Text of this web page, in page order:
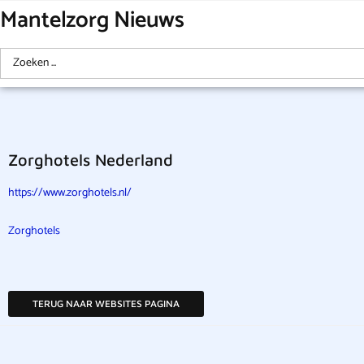
Mantelzorg Nieuws
Zorghotels Nederland
https://www.zorghotels.nl/
Zorghotels
TERUG NAAR WEBSITES PAGINA